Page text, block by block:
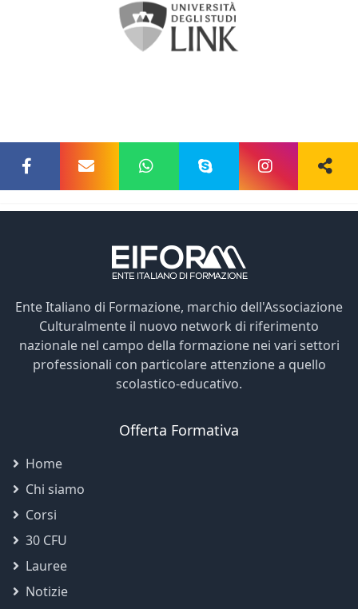
Ente Italiano di Formazione, marchio dell'Associazione
Culturalmente il nuovo network di riferimento
nazionale nel campo della formazione nei vari settori
professionali con particolare attenzione a quello
scolastico-educativo.
Offerta Formativa
Home
Chi siamo
Corsi
30 CFU
Lauree
Notizie